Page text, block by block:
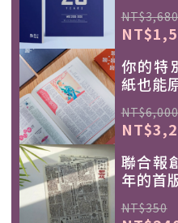
NT$3,680
你的特
紙也能
NT$6,000
聯合報
年的首
NT$350